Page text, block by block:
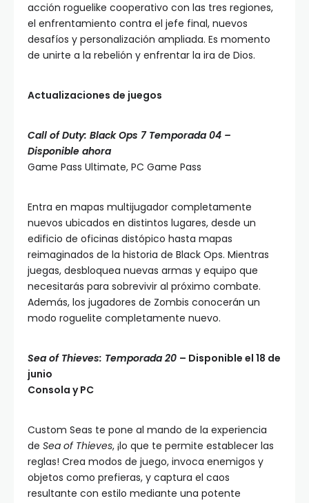
acción roguelike cooperativo con las tres regiones,
el enfrentamiento contra el jefe final, nuevos
desafíos y personalización ampliada. Es momento
de unirte a la rebelión y enfrentar la ira de Dios.
Actualizaciones de juegos
Call of Duty: Black Ops 7 Temporada 04 –
Disponible ahora
Game Pass Ultimate, PC Game Pass
Entra en mapas multijugador completamente
nuevos ubicados en distintos lugares, desde un
edificio de oficinas distópico hasta mapas
reimaginados de la historia de Black Ops. Mientras
juegas, desbloquea nuevas armas y equipo que
necesitarás para sobrevivir al próximo combate.
Además, los jugadores de Zombis conocerán un
modo roguelite completamente nuevo.
Sea of Thieves: Temporada 20 – Disponible el 18 de
junio
Consola y PC
Custom Seas te pone al mando de la experiencia
de Sea of Thieves, ¡lo que te permite establecer las
reglas! Crea modos de juego, invoca enemigos y
objetos como prefieras, y captura el caos
resultante con estilo mediante una potente